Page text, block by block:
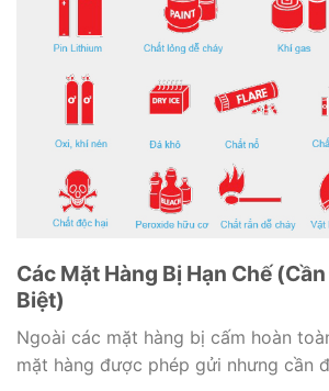
Các Mặt Hàng Bị Hạn Chế
Biệt)
Ngoài các mặt hàng bị cấm hoàn
mặt hàng được phép gửi nhưng cần